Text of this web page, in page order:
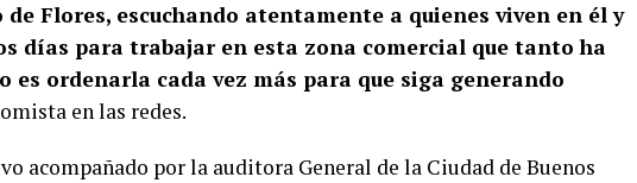
Flores, escuchando atentamente a quienes viven en él y
días para trabajar en esta zona comercial que tanto ha
es ordenarla cada vez más para que siga generando
en las redes.
acompañado por la auditora General de la Ciudad de Buenos